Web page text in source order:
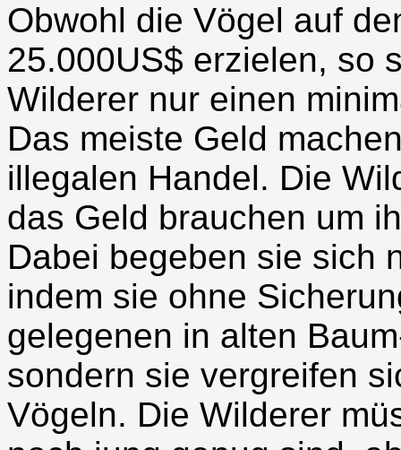
Obwohl die Vögel auf
25.000US$ erzielen, so
Wilderer nur einen
Das meiste Geld
illegalen Handel. Die
das Geld brauchen um
Dabei begeben sie sich
indem sie ohne
gelegenen in alten
sondern sie vergreifen
Vögeln. Die Wilderer